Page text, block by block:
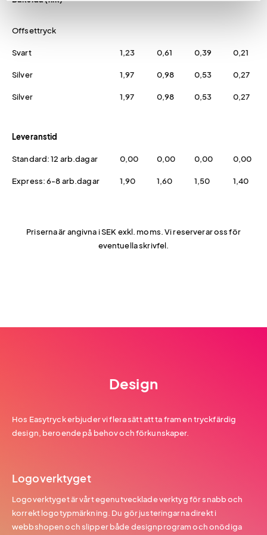
Offsettryck
Svart 1,23 0,61 0,39 0,21
Silver 1,97 0,98 0,53 0,27
Silver 1,97 0,98 0,53 0,27
Leveranstid
Standard: 12 arb.dagar 0,00 0,00 0,00 0,00
Express: 6-8 arb.dagar 1,90 1,60 1,50 1,40
Priserna är angivna i SEK exkl. moms. Vi reserverar oss för
eventuella skrivfel.
Design
Hos Easytryck erbjuder vi flera sätt att ta fram en tryckfärdig
design, beroende på behov och förkunskaper.
Logoverktyget
Logoverktyget är vårt egenutvecklade verktyg för snabb och
korrekt logotypmärkning. Du gör justeringarna direkt i
webbshopen och slipper både designprogram och onödiga